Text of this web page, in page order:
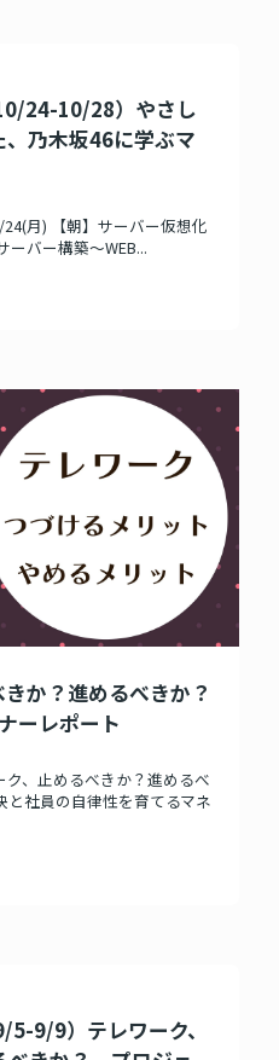
24-10/28）やさし
乃木坂46に学ぶマ
月) 【朝】サーバー仮想化
ーバー構築～WEB...
か？進めるべきか？
ーレポート
、止めるべきか？進めるべ
と社員の自律性を育てるマネ
9/9）テレワーク、